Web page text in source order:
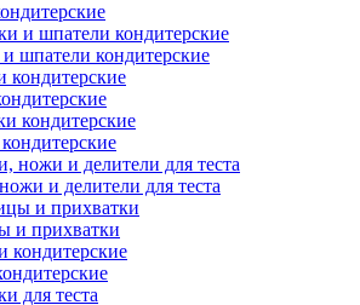
шпатели кондитерские
и делители для теста
и прихватки